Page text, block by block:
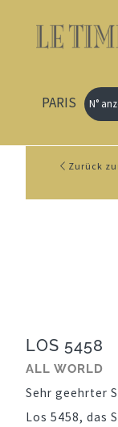
PARIS N°
Zurück
LOS 5458
ALL WORLD
Sehr geehrter
Los 5458, das